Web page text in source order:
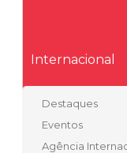
Internacional
Destaques
Eventos
Agência